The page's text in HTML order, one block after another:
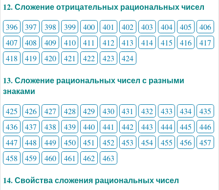
12. Сложение отрицательных рациональных чисел
396 397 398 399 400 401 402 403 404 405
406
407
408 409 410 411 412 413 414 415 416
417
418
419 420 421 422 423 424
13. Сложение рациональных чисел с разными
знаками
425 426 427 428 429 430 431 432 433 434
435
436
437 438 439 440 441 442 443 444 445
446
447
448 449 450 451 452 453 454 455 456
457
458
459 460 461 462 463
14. Свойства сложения рациональных чисел